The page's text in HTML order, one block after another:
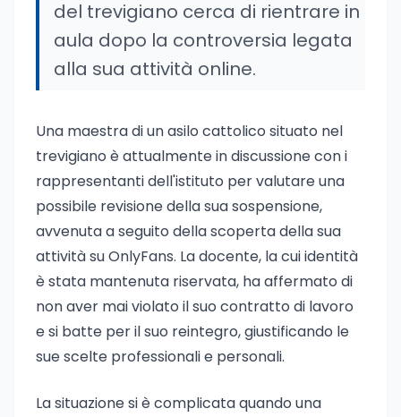
del trevigiano cerca di rientrare in
aula dopo la controversia legata
alla sua attività online.
Una maestra di un asilo cattolico situato nel
trevigiano è attualmente in discussione con i
rappresentanti dell'istituto per valutare una
possibile revisione della sua sospensione,
avvenuta a seguito della scoperta della sua
attività su OnlyFans. La docente, la cui identità
è stata mantenuta riservata, ha affermato di
non aver mai violato il suo contratto di lavoro
e si batte per il suo reintegro, giustificando le
sue scelte professionali e personali.
La situazione si è complicata quando una